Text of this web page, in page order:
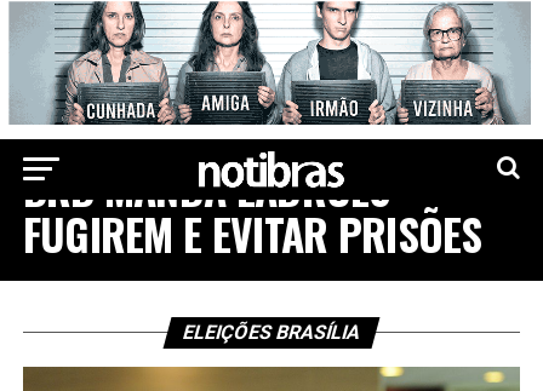
ELEIÇÕES 2022
BRB MANDA LADRÕES
FUGIREM E EVITAR PRISÕES
ELEIÇÕES BRASÍLIA